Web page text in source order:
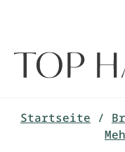
Startseite /